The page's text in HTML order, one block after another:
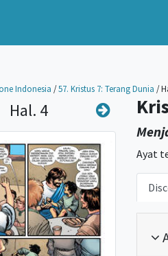
Indonesia /57. Kristus 7: Terang Dunia /
Hal. 4
Ayat